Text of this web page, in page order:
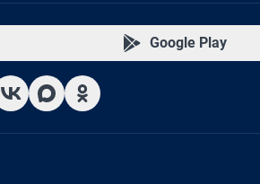
Google Play